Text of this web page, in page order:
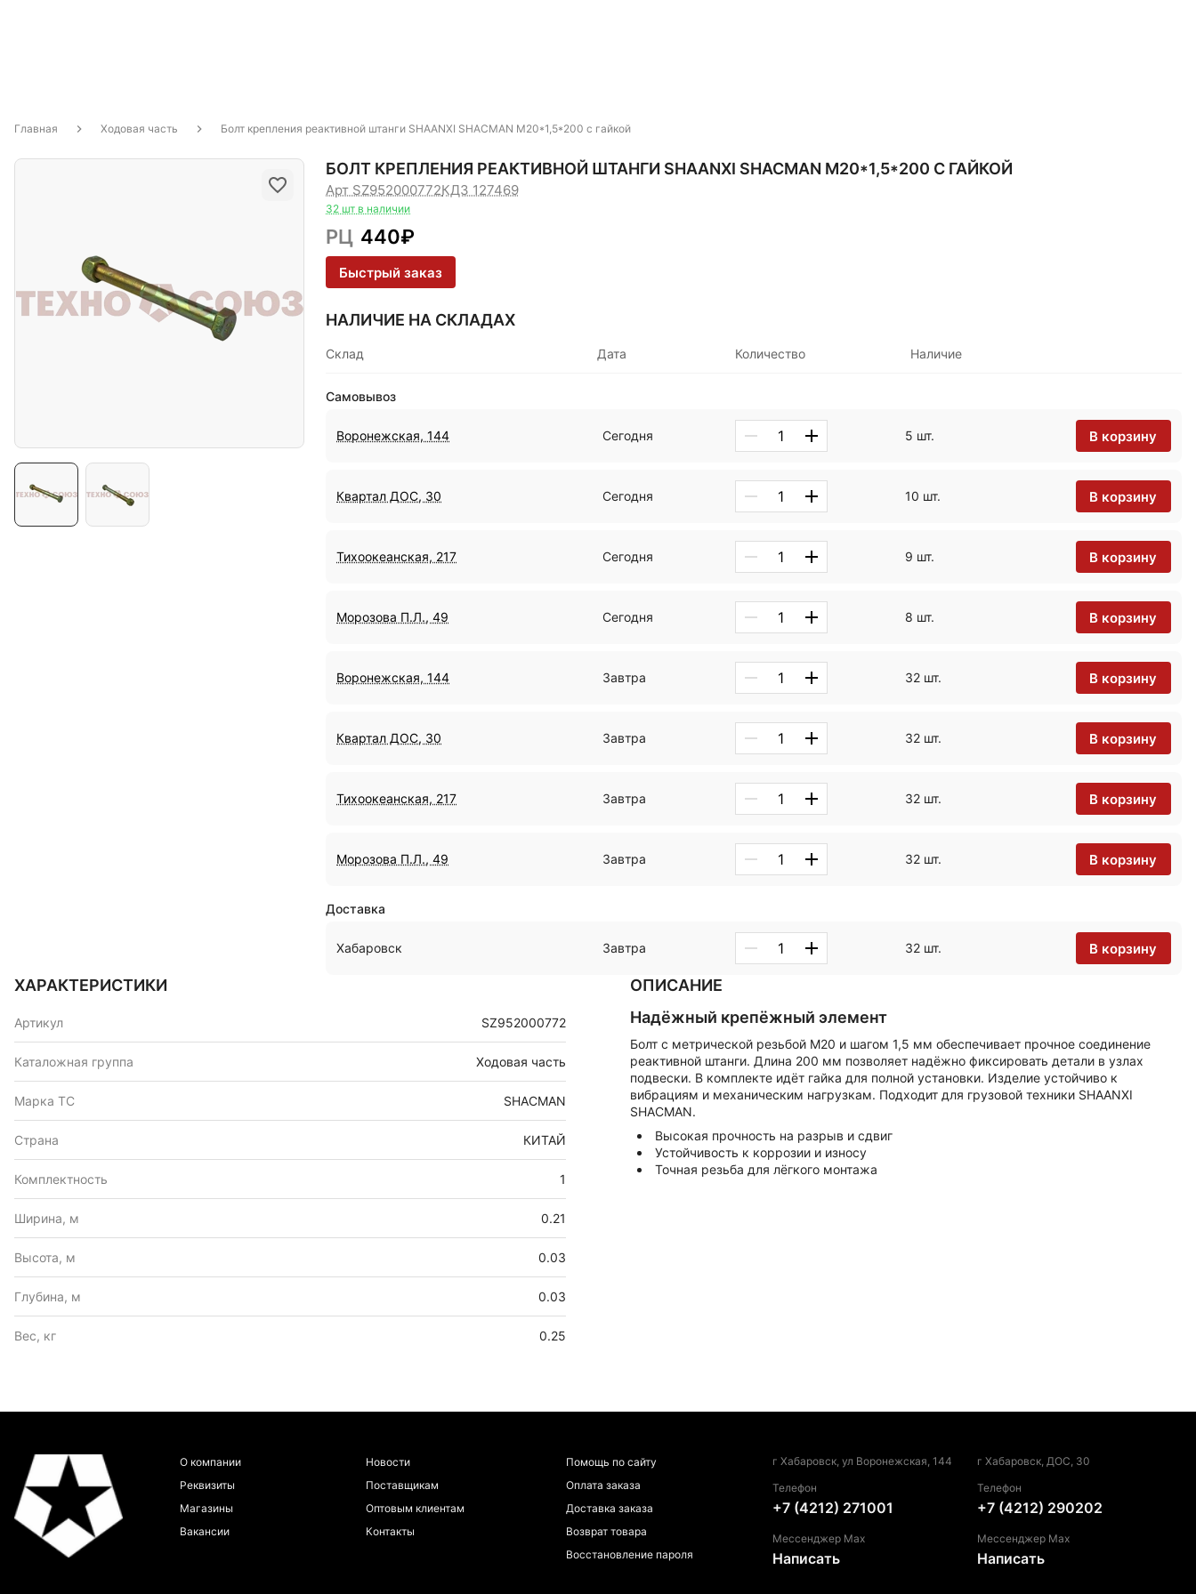
Главная Ходовая часть Болт крепления реактивной штанги SHAANXI SHACMAN М20*1,5*200 с гайкой
БОЛТ КРЕПЛЕНИЯ РЕАКТИВНОЙ ШТАНГИ SHAANXI SHACMAN М20*1,5*200 С ГАЙКОЙ
Арт SZ952000772КДЗ 127469
32 шт в наличии
РЦ 440₽
Быстрый заказ
НАЛИЧИЕ НА СКЛАДАХ
Склад Дата Количество Наличие
Самовывоз
Воронежская, 144 Сегодня 5 шт. В корзину
Квартал ДОС, 30 Сегодня 10 шт. В корзину
Тихоокеанская, 217 Сегодня 9 шт. В корзину
Морозова П.Л., 49 Сегодня 8 шт. В корзину
Воронежская, 144 Завтра 32 шт. В корзину
Квартал ДОС, 30 Завтра 32 шт. В корзину
Тихоокеанская, 217 Завтра 32 шт. В корзину
Морозова П.Л., 49 Завтра 32 шт. В корзину
Доставка
Хабаровск Завтра 32 шт. В корзину
ХАРАКТЕРИСТИКИ
Артикул SZ952000772
Каталожная группа Ходовая часть
Марка ТС SHACMAN
Страна КИТАЙ
Комплектность 1
Ширина, м 0.21
Высота, м 0.03
Глубина, м 0.03
Вес, кг 0.25
ОПИСАНИЕ
Надёжный крепёжный элемент
Болт с метрической резьбой М20 и шагом 1,5 мм обеспечивает прочное соединение
реактивной штанги. Длина 200 мм позволяет надёжно фиксировать детали в узлах
подвески. В комплекте идёт гайка для полной установки. Изделие устойчиво к
вибрациям и механическим нагрузкам. Подходит для грузовой техники SHAANXI
SHACMAN.
Высокая прочность на разрыв и сдвиг
Устойчивость к коррозии и износу
Точная резьба для лёгкого монтажа
О компании
Реквизиты
Магазины
Вакансии
Новости
Поставщикам
Оптовым клиентам
Контакты
Помощь по сайту
Оплата заказа
Доставка заказа
Возврат товара
Восстановление пароля
г Хабаровск, ул Воронежская, 144
Телефон
+7 (4212) 271001
Мессенджер Max
Написать
г Хабаровск, ДОС, 30
Телефон
+7 (4212) 290202
Мессенджер Max
Написать